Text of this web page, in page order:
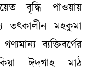
বৃদ্ধি পাওয়ায়
তৎকালীন মহকুমা
ব্যক্তিবর্গের
ঈদগাহ মাঠ